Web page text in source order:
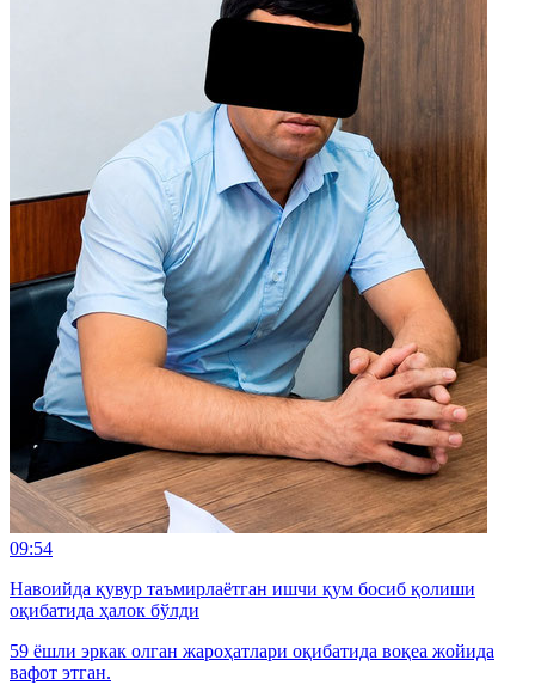
09:54
Навоийда қувур таъмирлаётган ишчи қум босиб қолиши
оқибатида ҳалок бўлди
59 ёшли эркак олган жароҳатлари оқибатида воқеа жойида
вафот этган.